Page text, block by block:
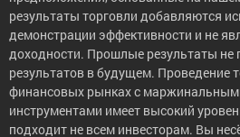
результаты торговли добавляются
демонстрации эффективности и не
доходности. Прошлые результаты не
результатов в будущем. Проведение
финансовых рынках с
инструментами имеет высокий
подходит не всем инвесторам. Вы